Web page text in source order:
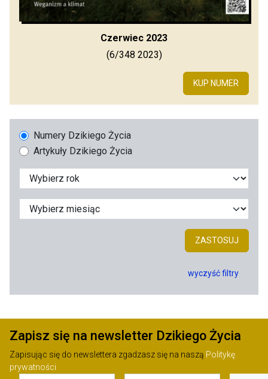
Czerwiec 2023
(6/348 2023)
KUP NUMER
Numery Dzikiego Życia
Artykuły Dzikiego Życia
ZASTOSUJ
wyczyść filtry
Zapisz się na newsletter Dzikiego Życia
Zapisując się do newslettera zgadzasz się na naszą Politykę
prywatności